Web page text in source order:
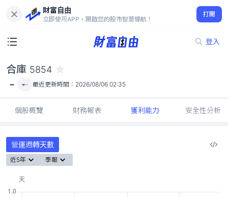
財富自由
立即使用APP，開啟您的股市智慧導航！
打開
登入
-
合庫 5854
- - 最近更新時間： 2026/08/06 02:35
個股概覽 財務報表 獲利能力 安全性分析
營運週轉天數
近5年 季報